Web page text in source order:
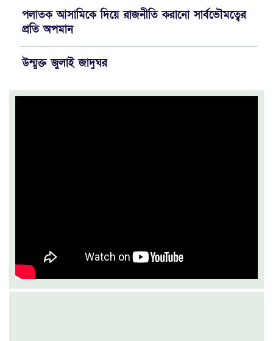
পলাতক আসামিকে দিয়ে রাজনীতি করানো সার্বভৌমত্বের
প্রতি অপমান
উন্মুক্ত জুলাই জাদুঘর
নাইজেরিয়ায় অভিযানে অপহৃত ৩০৮ জন উদ্ধার